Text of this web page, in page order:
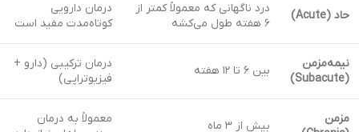
حاد (Acute)
درد ناگهانی که معمولاً کمتر از
۶ هفته طول می‌کشه
درمان دارویی
کوتاه‌مدت مفید است
نیمه‌مزمن
(Subacute)
بین ۶ تا ۱۲ هفته
درمان ترکیبی (دارو +
فیزیوتراپی)
مزمن
بیش از ۳ ماه
معمولاً به درمان